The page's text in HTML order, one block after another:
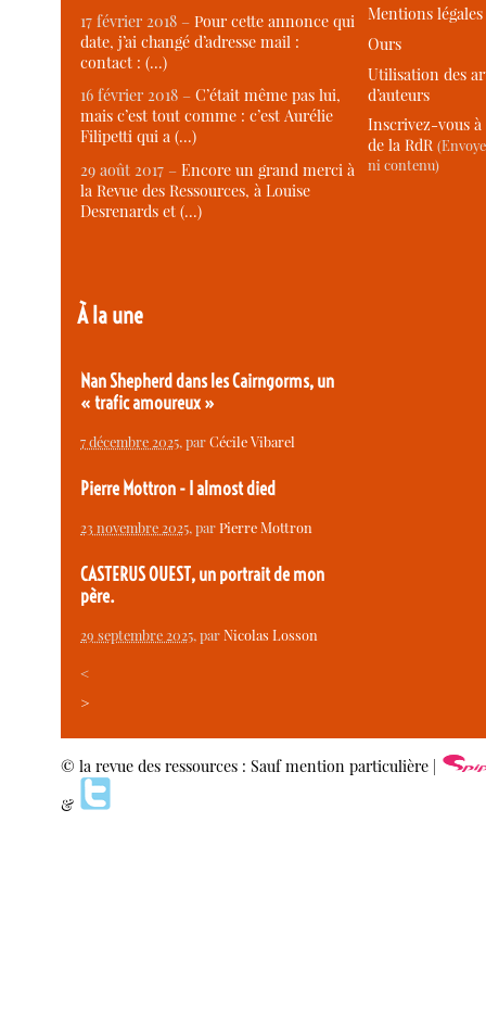
17 février 2018 –Pour cette annonce qui
date, j’ai changé d’adresse mail :
contact : (…)
16 février 2018 –C’était même pas lui,
mais c’est tout comme : c’est Aurélie
Filipetti qui a (…)
29 août 2017 –Encore un grand merci à
la Revue des Ressources, à Louise
Desrenards et (…)
À la une
Nan Shepherd dans les Cairngorms, un
« trafic amoureux »
7 décembre 2025, parCécile Vibarel
Pierre Mottron - I almost died
23 novembre 2025, parPierre Mottron
CASTERUS OUEST, un portrait de mon
père.
29 septembre 2025, parNicolas Losson
<
>
Mentions légales
Ours
Utilisation des
d’auteurs
Inscrivez-vous
de la RdR
ni contenu)
© la revue des ressources : Sauf mention particulière |
&